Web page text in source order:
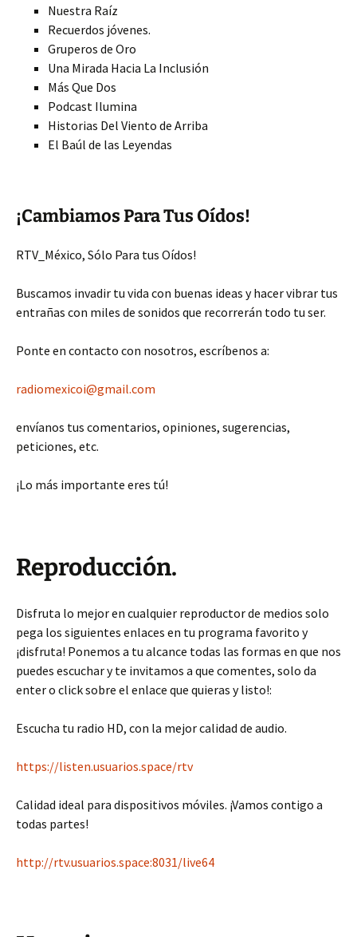
Nuestra Raíz
Recuerdos jóvenes.
Gruperos de Oro
Una Mirada Hacia La Inclusión
Más Que Dos
Podcast Ilumina
Historias Del Viento de Arriba
El Baúl de las Leyendas
¡Cambiamos Para Tus Oídos!
RTV_México, Sólo Para tus Oídos!
Buscamos invadir tu vida con buenas ideas y hacer vibrar tus
entrañas con miles de sonidos que recorrerán todo tu ser.
Ponte en contacto con nosotros, escríbenos a:
radiomexicoi@gmail.com
envíanos tus comentarios, opiniones, sugerencias,
peticiones, etc.
¡Lo más importante eres tú!
Reproducción.
Disfruta lo mejor en cualquier reproductor de medios solo
pega los siguientes enlaces en tu programa favorito y
¡disfruta! Ponemos a tu alcance todas las formas en que nos
puedes escuchar y te invitamos a que comentes, solo da
enter o click sobre el enlace que quieras y listo!:
Escucha tu radio HD, con la mejor calidad de audio.
https://listen.usuarios.space/rtv
Calidad ideal para dispositivos móviles. ¡Vamos contigo a
todas partes!
http://rtv.usuarios.space:8031/live64